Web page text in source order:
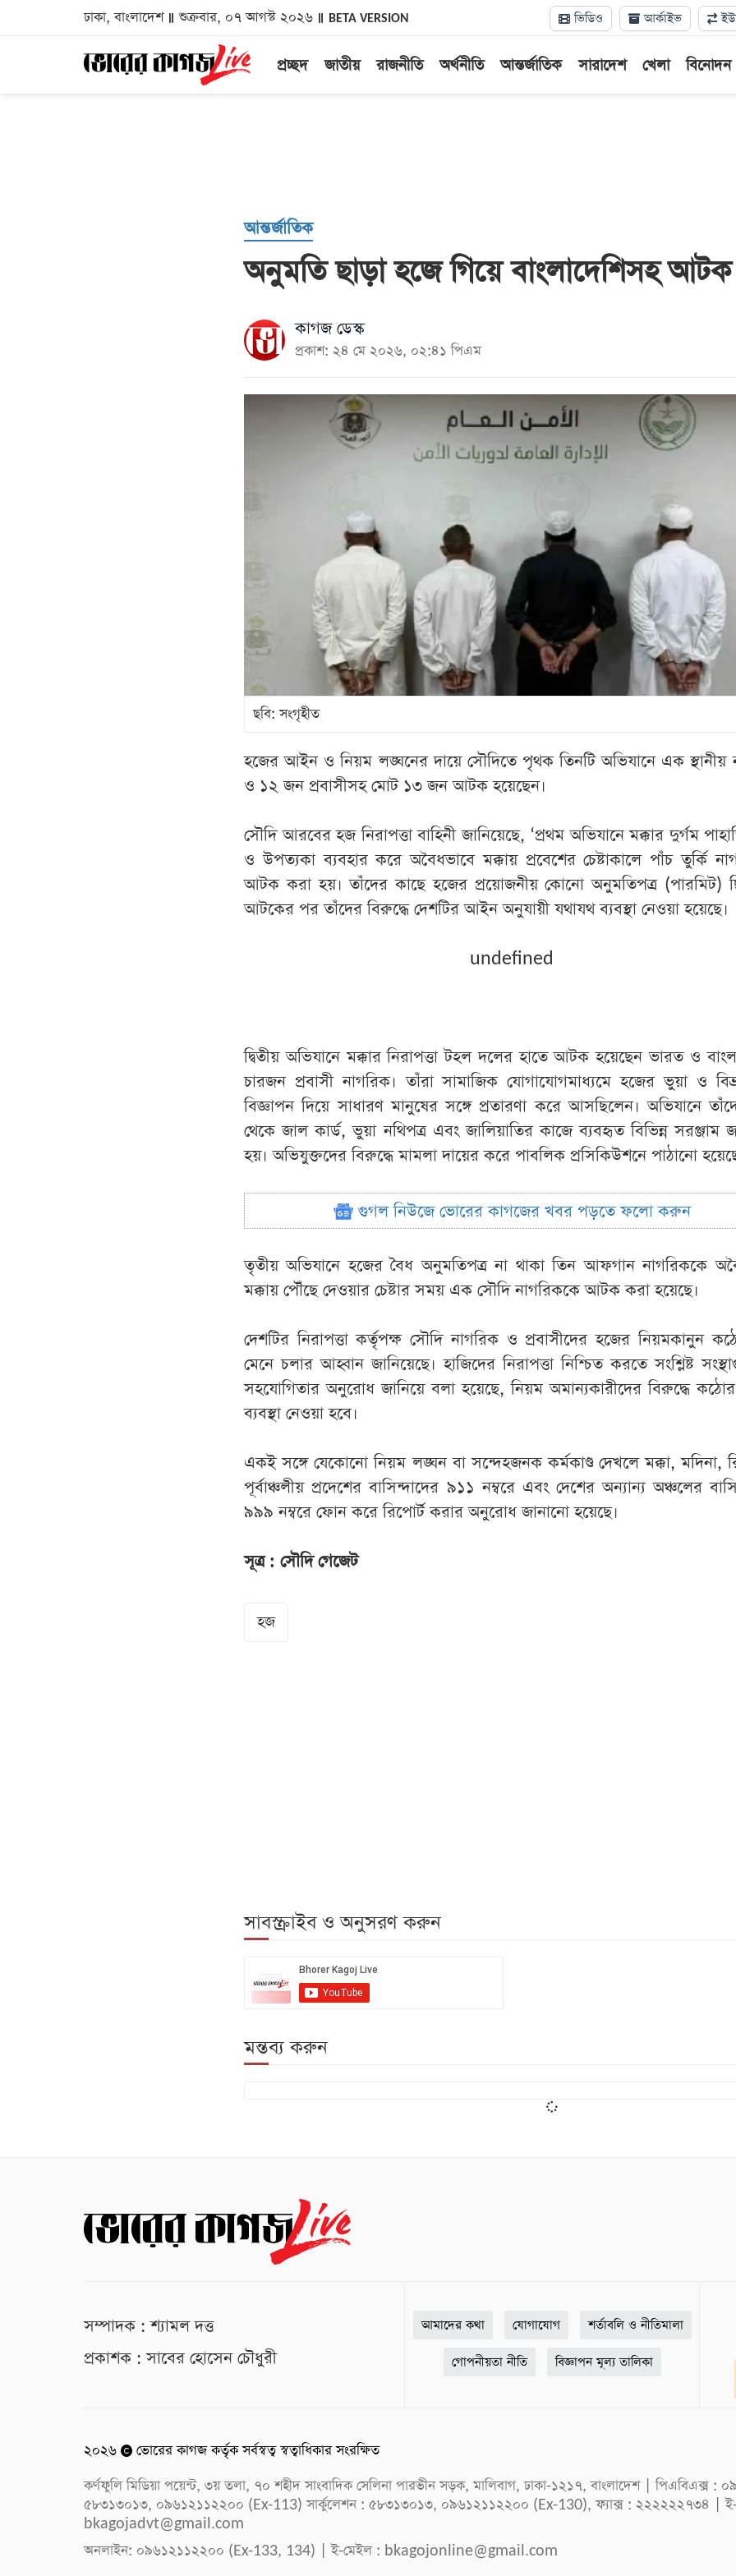
ঢাকা, বাংলাদেশ শুক্রবার, ০৭ আগস্ট ২০২৬ BETA VERSION ভিডিও আর্কাইভ
প্রচ্ছদ জাতীয় রাজনীতি অর্থনীতি আন্তর্জাতিক সারাদেশ খেলা বিনোদন
আন্তর্জাতিক
অনুমতি ছাড়া হজে গিয়ে বাংলাদেশিসহ
কাগজ ডেস্ক
প্রকাশ: ২৪ মে ২০২৬, ০২:৪১ পিএম
ছবি: সংগৃহীত
হজের আইন ও নিয়ম লঙ্ঘনের দায়ে সৌদিতে পৃথক তিনটি অভিযানে এক স্থানীয়
ও ১২ জন প্রবাসীসহ মোট ১৩ জন আটক হয়েছেন।
সৌদি আরবের হজ নিরাপত্তা বাহিনী জানিয়েছে, ‘প্রথম অভিযানে মক্কার দুর্গম
ও উপত্যকা ব্যবহার করে অবৈধভাবে মক্কায় প্রবেশের চেষ্টাকালে পাঁচ তুর্কি
আটক করা হয়। তাঁদের কাছে হজের প্রয়োজনীয় কোনো অনুমতিপত্র (পারমিট)
আটকের পর তাঁদের বিরুদ্ধে দেশটির আইন অনুযায়ী যথাযথ ব্যবস্থা নেওয়া হয়েছে।
undefined
দ্বিতীয় অভিযানে মক্কার নিরাপত্তা টহল দলের হাতে আটক হয়েছেন ভারত ও
চারজন প্রবাসী নাগরিক। তাঁরা সামাজিক যোগাযোগমাধ্যমে হজের ভুয়া ও
বিজ্ঞাপন দিয়ে সাধারণ মানুষের সঙ্গে প্রতারণা করে আসছিলেন। অভিযানে
থেকে জাল কার্ড, ভুয়া নথিপত্র এবং জালিয়াতির কাজে ব্যবহৃত বিভিন্ন সরঞ্জাম
হয়। অভিযুক্তদের বিরুদ্ধে মামলা দায়ের করে পাবলিক প্রসিকিউশনে পাঠানো
গুগল নিউজে ভোরের কাগজের খবর পড়তে ফলো করুন
তৃতীয় অভিযানে হজের বৈধ অনুমতিপত্র না থাকা তিন আফগান নাগরিককে
মক্কায় পৌঁছে দেওয়ার চেষ্টার সময় এক সৌদি নাগরিককে আটক করা হয়েছে।
দেশটির নিরাপত্তা কর্তৃপক্ষ সৌদি নাগরিক ও প্রবাসীদের হজের নিয়মকানুন
মেনে চলার আহ্বান জানিয়েছে। হাজিদের নিরাপত্তা নিশ্চিত করতে সংশ্লিষ্ট
সহযোগিতার অনুরোধ জানিয়ে বলা হয়েছে, নিয়ম অমান্যকারীদের বিরুদ্ধে
ব্যবস্থা নেওয়া হবে।
একই সঙ্গে যেকোনো নিয়ম লঙ্ঘন বা সন্দেহজনক কর্মকাণ্ড দেখলে মক্কা, মদিনা,
পূর্বাঞ্চলীয় প্রদেশের বাসিন্দাদের ৯১১ নম্বরে এবং দেশের অন্যান্য অঞ্চলের
৯৯৯ নম্বরে ফোন করে রিপোর্ট করার অনুরোধ জানানো হয়েছে।
সূত্র : সৌদি গেজেট
হজ
সাবস্ক্রাইব ও অনুসরণ করুন
মন্তব্য করুন
সম্পাদক : শ্যামল দত্ত
প্রকাশক : সাবের হোসেন চৌধুরী
আমাদের কথা যোগাযোগ শর্তাবলি ও নীতিমালা
গোপনীয়তা নীতি বিজ্ঞাপন মূল্য তালিকা
২০২৬
ভোরের কাগজ কর্তৃক সর্বস্বত্ব স্বত্বাধিকার সংরক্ষিত
কর্ণফুলি মিডিয়া পয়েন্ট, ৩য় তলা, ৭০ শহীদ সাংবাদিক সেলিনা পারভীন সড়ক, মালিবাগ, ঢাকা-১২১৭, বাংলাদেশ |
৫৮৩১৩০১৩, ০৯৬১২১১২২০০ (Ex-113) সার্কুলেশন : ৫৮৩১৩০১৩, ০৯৬১২১১২২০০ (Ex-130), ফ্যাক্স : ২২২২২২৭৩৪ |
bkagojadvt@gmail.com
অনলাইন: ০৯৬১২১১২২০০ (Ex-133, 134) | ই-মেইল : bkagojonline@gmail.com